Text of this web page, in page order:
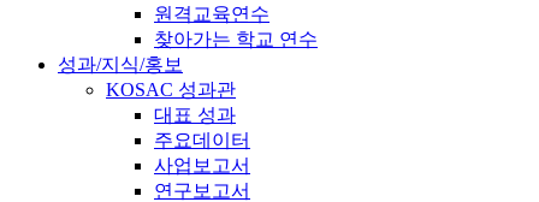
원격교육연수
찾아가는 학교 연수
성과/지식/홍보
KOSAC 성과관
대표 성과
주요데이터
사업보고서
연구보고서